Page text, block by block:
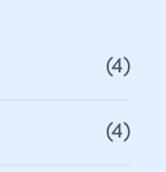
(4)
(4)